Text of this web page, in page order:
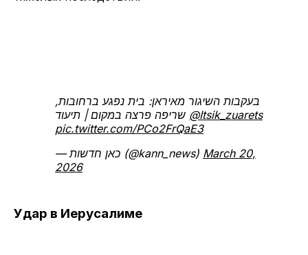
בעקבות השיגור מאיראן: בית נפגע ברחובות,
@Itsik_zuarets
pic.twitter.com/PCo2FrQaE3
— כאן חדשות (@kann_news) March 20,
2026
Удар в Иерусалиме